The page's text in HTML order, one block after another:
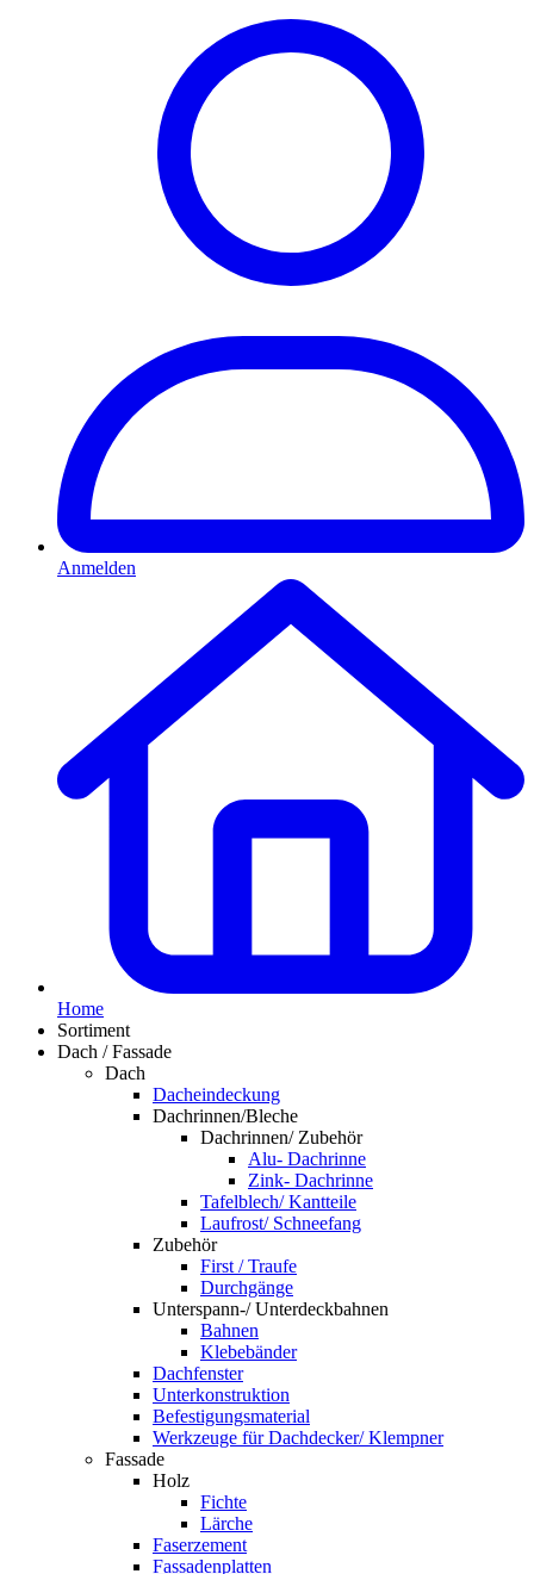
Anmelden
Home
Sortiment
Dach / Fassade
Dach
Dacheindeckung
Dachrinnen/Bleche
Dachrinnen/ Zubehör
Alu- Dachrinne
Zink- Dachrinne
Tafelblech/ Kantteile
Laufrost/ Schneefang
Zubehör
First / Traufe
Durchgänge
Unterspann-/ Unterdeckbahnen
Bahnen
Klebebänder
Dachfenster
Unterkonstruktion
Befestigungsmaterial
Werkzeuge für Dachdecker/ Klempner
Fassade
Holz
Fichte
Lärche
Faserzement
Fassadenplatten